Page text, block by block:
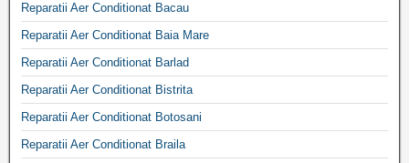
Reparatii Aer Conditionat Bacau
Reparatii Aer Conditionat Baia Mare
Reparatii Aer Conditionat Barlad
Reparatii Aer Conditionat Bistrita
Reparatii Aer Conditionat Botosani
Reparatii Aer Conditionat Braila